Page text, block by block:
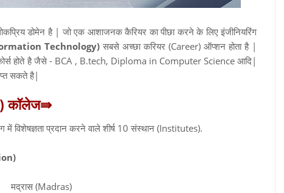
डोमेन है | जो एक आशाजनक कैरियर का पीछा करने के लिए इंजीनियरिंग
Technology) सबसे अच्छा करियर (Career) ऑप्शन होता है |
होते है जैसे - BCA , B.tech, Diploma in Computer Science आदि|
सकते है|
कॉलेज⇛
में विशेषज्ञता प्रदान करने वाले शीर्ष 10 संस्थान (Institutes).
मद्रास (Madras)